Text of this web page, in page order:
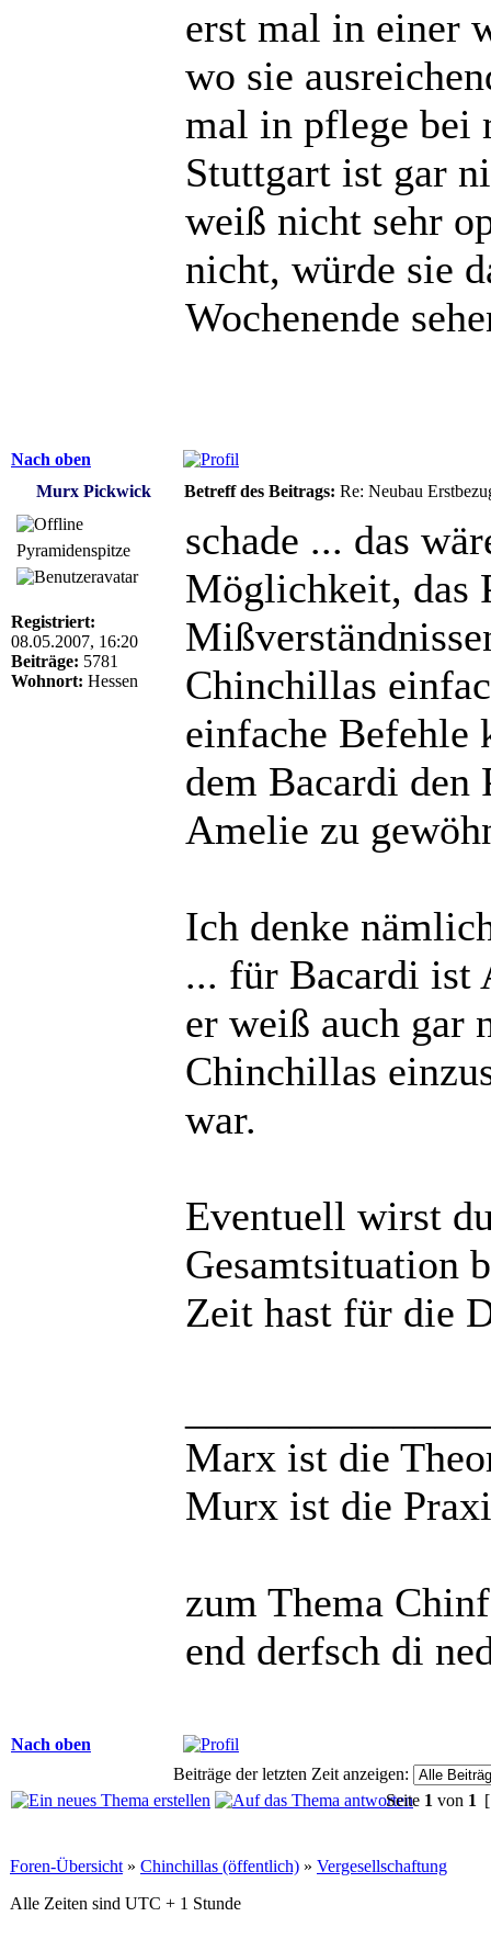
erst mal in einer
wo sie
mal in pflege bei
Stuttgart ist gar
weiß nicht sehr
nicht, würde sie
Wochenende
Nach oben
Murx Pickwick
Betreff des Beitrags: Re: Neubau
Pyramidenspitze
Registriert:
08.05.2007, 16:20
Beiträge: 5781
Wohnort: Hessen
schade ... das
Möglichkeit, das
Chinchillas
einfache Befehle
dem Bacardi den
Amelie zu
Ich denke
... für Bacardi ist
er weiß auch gar
Chinchillas
war.
Eventuell wirst
Gesamtsituation
Zeit hast für die
Marx ist die
Murx ist die
zum Thema
end derfsch di
Nach oben
Beiträge der letzten Zeit anzeigen:
Seite 1 von 1
Foren-Übersicht » Chinchillas (öffentlich) » Vergesellschaftung
Alle Zeiten sind UTC + 1 Stunde